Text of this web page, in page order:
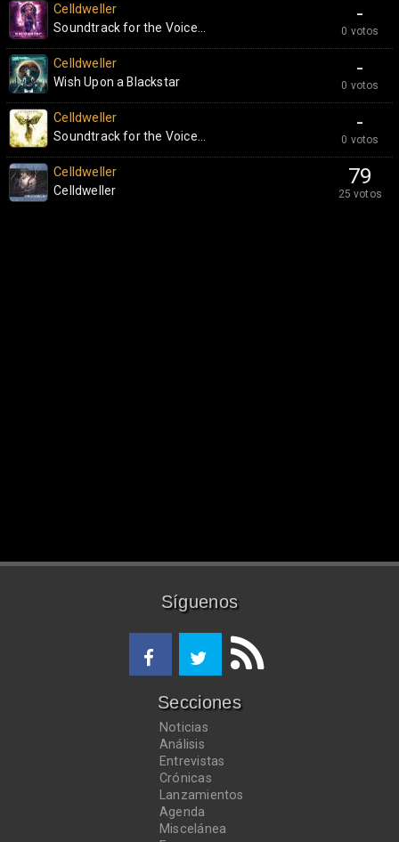
-
0 votos
Celldweller
Soundtrack for the Voice...
-
0 votos
Celldweller
Wish Upon a Blackstar
-
0 votos
Celldweller
Soundtrack for the Voice...
79
25 votos
Celldweller
Celldweller
Síguenos
Secciones
Noticias
Análisis
Entrevistas
Crónicas
Lanzamientos
Agenda
Miscelánea